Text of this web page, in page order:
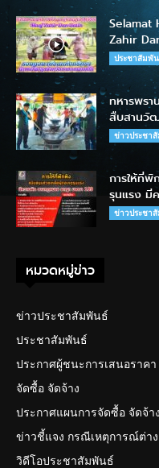
Selamat
Zahir
ประชาสัมพั
ทหารพร
สืบสานวั
ข่าวประชา
การให้ที่
รุนแรง มี
ข่าวประชา
หมวดหมู่ข่าว
ข่าวประชาสัมพันธ์
ประชาสัมพันธ์
ประกาศผู้ชนะการเสนอราคา
จัดซื้อ จัดจ้าง
ประกาศแผนการจัดซื้อ จัดจ้าง
ข่าวชี้แจง กรณีเหตุการณ์ต่า
วิดีโอประชาสัมพันธ์